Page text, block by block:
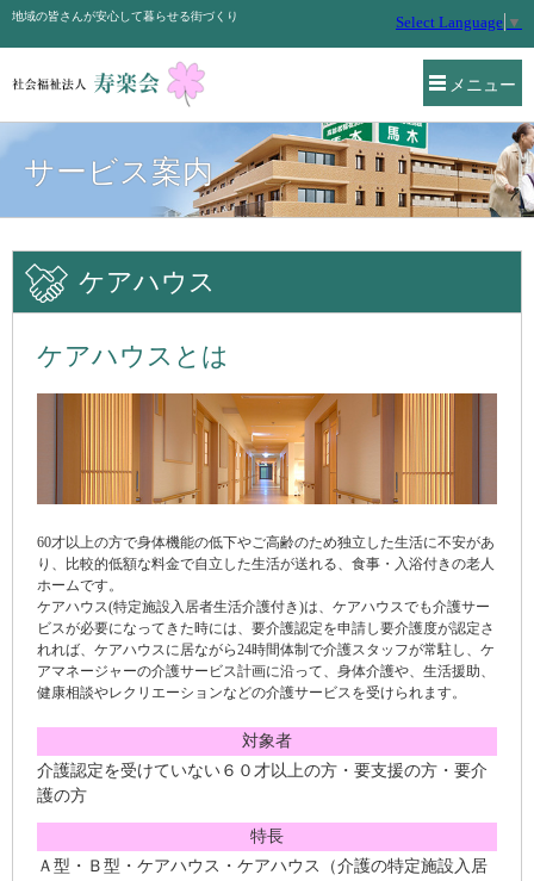
メニュー
地域の皆さんが安心して暮らせる街づくり Select Language ▼
サービス案内
ケアハウス
ケアハウスとは
60才以上の方で身体機能の低下やご高齢のため独立した生活に不安があ
り、比較的低額な料金で自立した生活が送れる、食事・入浴付きの老人
ホームです。
ケアハウス(特定施設入居者生活介護付き)は、ケアハウスでも介護サー
ビスが必要になってきた時には、要介護認定を申請し要介護度が認定さ
れれば、ケアハウスに居ながら24時間体制で介護スタッフが常駐し、ケ
アマネージャーの介護サービス計画に沿って、身体介護や、生活援助、
健康相談やレクリエーションなどの介護サービスを受けられます。
対象者
介護認定を受けていない６０才以上の方・要支援の方・要介
護の方
特長
Ａ型・Ｂ型・ケアハウス・ケアハウス（介護の特定施設入居